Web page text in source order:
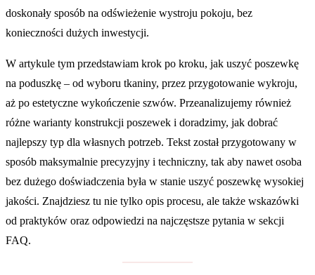
doskonały sposób na odświeżenie wystroju pokoju, bez
konieczności dużych inwestycji.
W artykule tym przedstawiam krok po kroku, jak uszyć poszewkę
na poduszkę – od wyboru tkaniny, przez przygotowanie wykroju,
aż po estetyczne wykończenie szwów. Przeanalizujemy również
różne warianty konstrukcji poszewek i doradzimy, jak dobrać
najlepszy typ dla własnych potrzeb. Tekst został przygotowany w
sposób maksymalnie precyzyjny i techniczny, tak aby nawet osoba
bez dużego doświadczenia była w stanie uszyć poszewkę wysokiej
jakości. Znajdziesz tu nie tylko opis procesu, ale także wskazówki
od praktyków oraz odpowiedzi na najczęstsze pytania w sekcji
FAQ.